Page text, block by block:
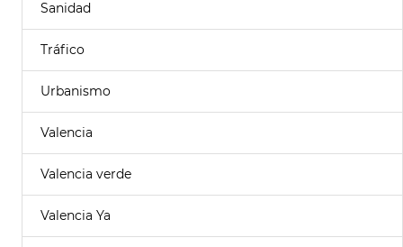
Sanidad
Tráfico
Urbanismo
Valencia
Valencia verde
Valencia Ya